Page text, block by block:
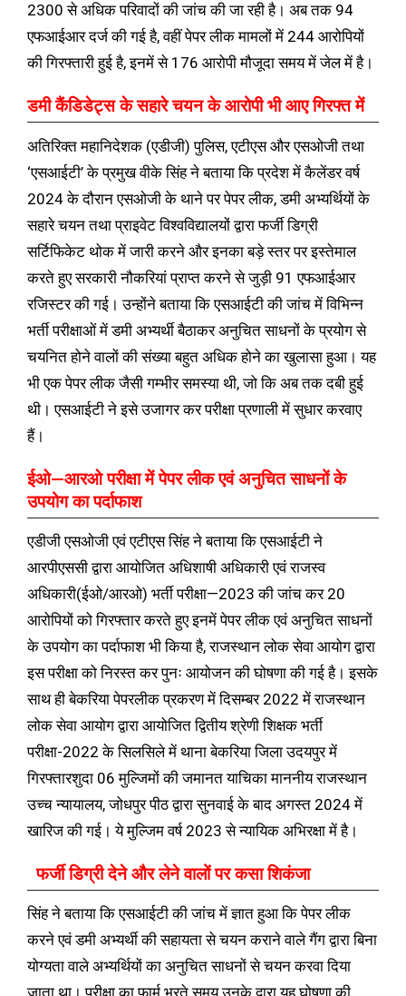
2300 से अधिक परिवादों की जांच की जा रही है। अब तक 94
एफआईआर दर्ज की गई है, वहीं पेपर लीक मामलों में 244 आरोपियों
की गिरफ्तारी हुई है, इनमें से 176 आरोपी मौजूदा समय में जेल में है।
डमी कैंडिडेट्स के सहारे चयन के आरोपी भी आए गिरफ्त में
अतिरिक्त महानिदेशक (एडीजी) पुलिस, एटीएस और एसओजी तथा
‘एसआईटी’ के प्रमुख वीके सिंह ने बताया कि प्रदेश में कैलेंडर वर्ष
2024 के दौरान एसओजी के थाने पर पेपर लीक, डमी अभ्यर्थियों के
सहारे चयन तथा प्राइवेट विश्वविद्यालयों द्वारा फर्जी डिग्री
सर्टिफिकेट थोक में जारी करने और इनका बड़े स्तर पर इस्तेमाल
करते हुए सरकारी नौकरियां प्राप्त करने से जुड़ी 91 एफआईआर
रजिस्टर की गई। उन्होंने बताया कि एसआईटी की जांच में विभिन्न
भर्ती परीक्षाओं में डमी अभ्यर्थी बैठाकर अनुचित साधनों के प्रयोग से
चयनित होने वालों की संख्या बहुत अधिक होने का खुलासा हुआ। यह
भी एक पेपर लीक जैसी गम्भीर समस्या थी, जो कि अब तक दबी हुई
थी। एसआईटी ने इसे उजागर कर परीक्षा प्रणाली में सुधार करवाए
हैं।
ईओ—आरओ परीक्षा में पेपर लीक एवं अनुचित साधनों के
उपयोग का पर्दाफाश
एडीजी एसओजी एवं एटीएस सिंह ने बताया कि एसआईटी ने
आरपीएससी द्वारा आयोजित अधिशाषी अधिकारी एवं राजस्व
अधिकारी(ईओ/आरओ) भर्ती परीक्षा—2023 की जांच कर 20
आरोपियों को गिरफ्तार करते हुए इनमें पेपर लीक एवं अनुचित साधनों
के उपयोग का पर्दाफाश भी किया है, राजस्थान लोक सेवा आयोग द्वारा
इस परीक्षा को निरस्त कर पुनः आयोजन की घोषणा की गई है। इसके
साथ ही बेकरिया पेपरलीक प्रकरण में दिसम्बर 2022 में राजस्थान
लोक सेवा आयोग द्वारा आयोजित द्वितीय श्रेणी शिक्षक भर्ती
परीक्षा-2022 के सिलसिले में थाना बेकरिया जिला उदयपुर में
गिरफ्तारशुदा 06 मुल्जिमों की जमानत याचिका माननीय राजस्थान
उच्च न्यायालय, जोधपुर पीठ द्वारा सुनवाई के बाद अगस्त 2024 में
खारिज की गई। ये मुल्जिम वर्ष 2023 से न्यायिक अभिरक्षा में है।
फर्जी डिग्री देने और लेने वालों पर कसा शिकंजा
सिंह ने बताया कि एसआईटी की जांच में ज्ञात हुआ कि पेपर लीक
करने एवं डमी अभ्यर्थी की सहायता से चयन कराने वाले गैंग द्वारा बिना
योग्यता वाले अभ्यर्थियों का अनुचित साधनों से चयन करवा दिया